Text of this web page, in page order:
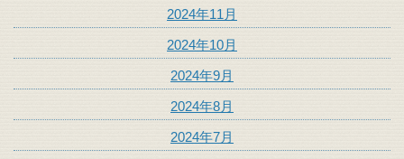
2024年11月
2024年10月
2024年9月
2024年8月
2024年7月